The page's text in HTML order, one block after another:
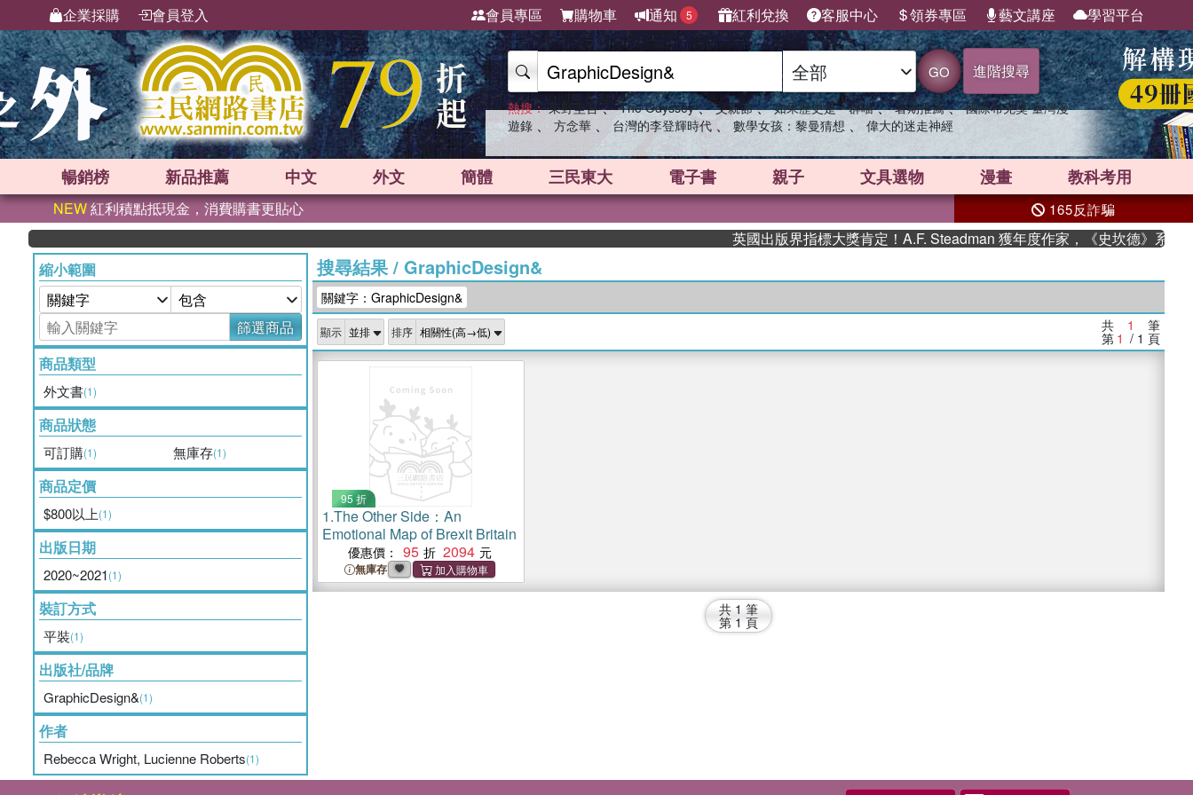
企業採購 會員登入 會員專區 購物車 通知 5 紅利兌換 客服中心 領券專區 藝文講座 學習平台
GO 進階搜尋
熱搜： 東野圭吾 、 The Odyssey 、 父親節 、 如果歷史是一群喵 、 暑期推薦 、 國際布克獎 臺灣漫
遊錄 、 方念華 、 台灣的李登輝時代 、 數學女孩：黎曼猜想 、 偉大的迷走神經
暢銷榜 新品推薦 中文 外文 簡體 三民東大 電子書 親子 文具選物 漫畫 教科考用
NEW紅利積點抵現金，消費購書更貼心 165反詐騙
英國出版界指標大獎肯定！A.F. Steadman 獲年度作家，《史坎德》系列帶
縮小範圍
篩選商品
商品類型
外文書(1)
商品狀態
可訂購(1) 無庫存(1)
商品定價
$800以上(1)
出版日期
2020~2021(1)
裝訂方式
平裝(1)
出版社/品牌
GraphicDesign&(1)
作者
Rebecca Wright, Lucienne Roberts(1)
搜尋結果/ GraphicDesign&
關鍵字：GraphicDesign&
顯示 排序 共 1 筆
第 1 / 1 頁
95 折
1.The Other Side：An
Emotional Map of Brexit Britain
優惠價： 95 2094
無庫存
共 1 筆
第 1 頁